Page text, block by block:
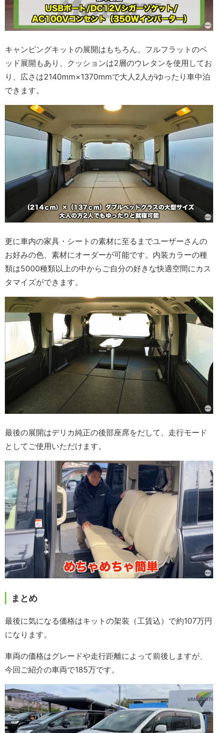
キャンピングキットの展開はもちろん、フルフラットのベ
ッド展開もあり、クッションは2層のウレタンを使用してお
り、広さは2140mm×1370mmで大人2人がゆったり車中泊
できます。
更に車内の家具・シートの素材に至るまでユーザーさんの
お好みの色、素材にオーダーが可能です。内装カラーの種
類は5000種類以上の中からご自分の好きな快適空間にカス
タマイズができます。
最後の展開はデリカ純正の後部座席をだして、走行モード
としてご使用いただけます。
まとめ
最後に気になる価格はキットの架装（工賃込）で約107万円
になります。
車両の価格はグレードや走行距離によって前後しますが、
今回ご紹介の車両で185万です。